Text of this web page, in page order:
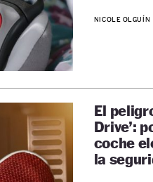
NICOLE OLGUÍN
El
Drive’:
coche
la